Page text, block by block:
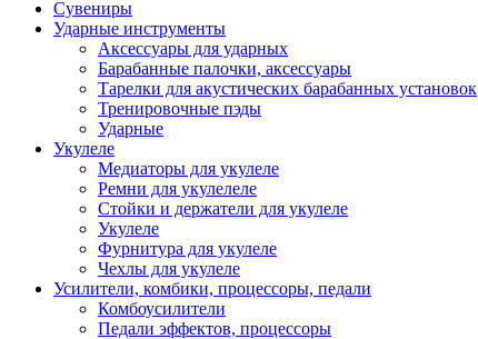
Сувениры
Ударные инструменты
Аксессуары для ударных
Барабанные палочки, аксессуары
Тарелки для акустических барабанных установок
Тренировочные пэды
Ударные
Укулеле
Медиаторы для укулеле
Ремни для укулелеле
Стойки и держатели для укулеле
Укулеле
Фурнитура для укулеле
Чехлы для укулеле
Усилители, комбики, процессоры, педали
Комбоусилители
Педали эффектов, процессоры